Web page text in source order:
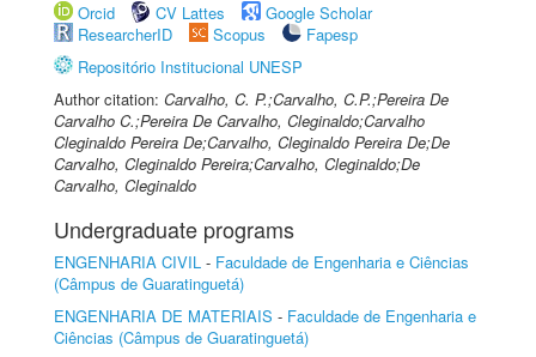
Orcid
CV Lattes
Google Scholar
ResearcherID
Scopus
Fapesp
Repositório Institucional UNESP
Author citation: Carvalho, C. P.;Carvalho, C.P.;Pereira De
Carvalho C.;Pereira De Carvalho, Cleginaldo;Carvalho
Cleginaldo Pereira De;Carvalho, Cleginaldo Pereira De;De
Carvalho, Cleginaldo Pereira;Carvalho, Cleginaldo;De
Carvalho, Cleginaldo
Undergraduate programs
ENGENHARIA CIVIL - Faculdade de Engenharia e Ciências
(Câmpus de Guaratinguetá)
ENGENHARIA DE MATERIAIS - Faculdade de Engenharia e
Ciências (Câmpus de Guaratinguetá)